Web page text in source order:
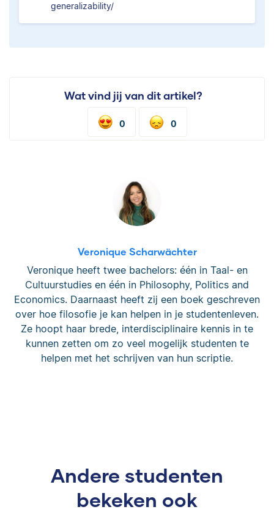
generalizability/
Wat vind jij van dit artikel?
0 0
Veronique Scharwächter
Veronique heeft twee bachelors: één in Taal- en
Cultuurstudies en één in Philosophy, Politics and
Economics. Daarnaast heeft zij een boek geschreven
over hoe filosofie je kan helpen in je studentenleven.
Ze hoopt haar brede, interdisciplinaire kennis in te
kunnen zetten om zo veel mogelijk studenten te
helpen met het schrijven van hun scriptie.
Andere studenten
bekeken ook